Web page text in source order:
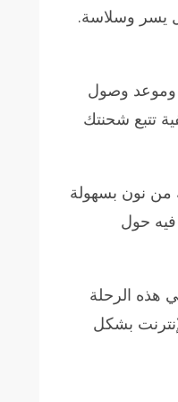
يسر وسلاسة.
وموعد وصول
تتبع شحنتك
من نون بسهولة
حول
هذه الرحلة
بشكل